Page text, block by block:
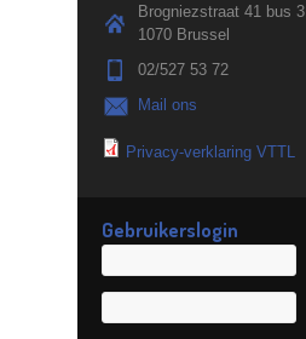
Brogniezstraat 41 bus 3
1070 Brussel
02/527 53 72
Mail ons
Privacy-verklaring VTTL
Gebruikerslogin